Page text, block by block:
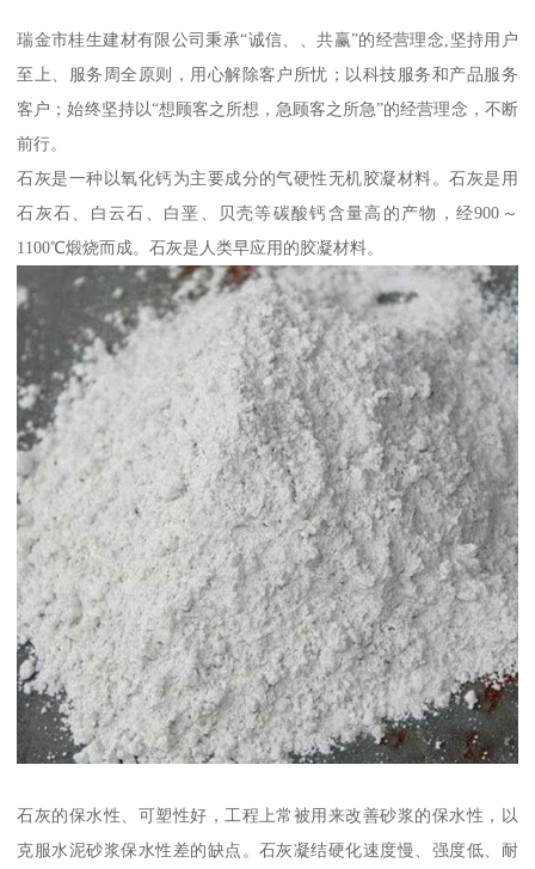
瑞金市桂生建材有限公司秉承“诚信、、共赢”的经营理念,坚持用户
至上、服务周全原则，用心解除客户所忧；以科技服务和产品服务
客户；始终坚持以“想顾客之所想，急顾客之所急”的经营理念，不断
前行。
石灰是一种以氧化钙为主要成分的气硬性无机胶凝材料。石灰是用
石灰石、白云石、白垩、贝壳等碳酸钙含量高的产物，经900～
1100℃煅烧而成。石灰是人类早应用的胶凝材料。
石灰的保水性、可塑性好，工程上常被用来改善砂浆的保水性，以
克服水泥砂浆保水性差的缺点。石灰凝结硬化速度慢、强度低、耐